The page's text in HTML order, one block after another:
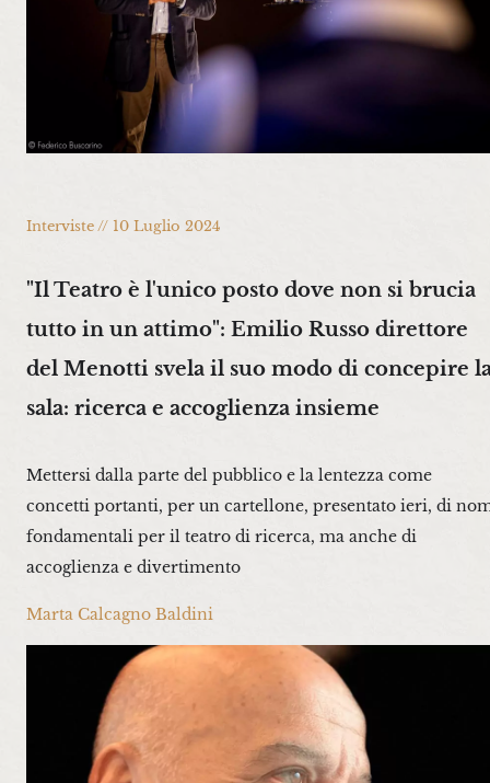
"Il Teatro è l'unico posto dove non si brucia
tutto in un attimo": Emilio Russo direttore
del Menotti svela il suo modo di concepire
sala: ricerca e accoglienza insieme
Mettersi dalla parte del pubblico e la lentezza come
concetti portanti, per un cartellone, presentato ieri, di
fondamentali per il teatro di ricerca, ma anche di
accoglienza e divertimento
Marta Calcagno Baldini
Interviste // 10 Luglio 2024